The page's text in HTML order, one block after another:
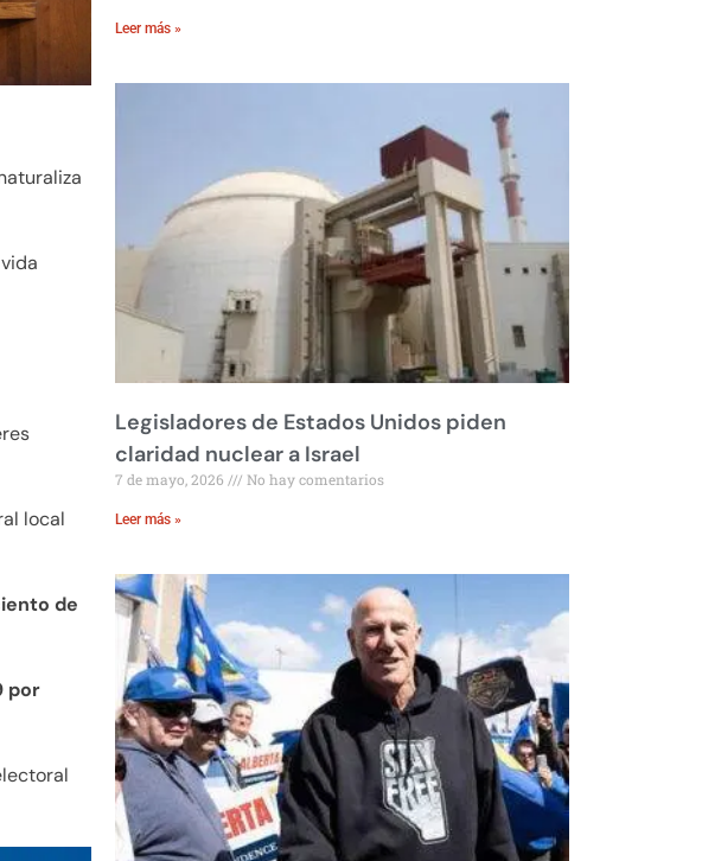
local
de
por
Leer más »
Legisladores de Estados Unidos piden
claridad nuclear a Israel
7 de mayo, 2026 No hay comentarios
Leer más »